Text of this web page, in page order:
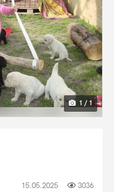
1 / 1
15.05.2025 3036